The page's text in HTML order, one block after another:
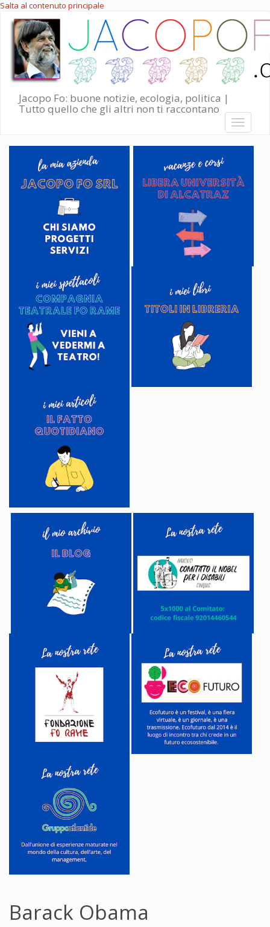
Salta al contenuto principale
Jacopo Fo: buone notizie, ecologia, politica |
Tutto quello che gli altri non ti raccontano
Toggle
Barack Obama